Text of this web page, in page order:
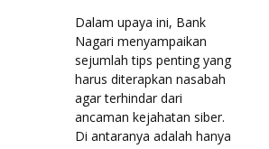
Dalam upaya ini, Bank
Nagari menyampaikan
sejumlah tips penting yang
harus diterapkan nasabah
agar terhindar dari
ancaman kejahatan siber.
Di antaranya adalah hanya